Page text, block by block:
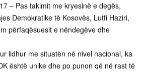
– Pas takimit me kryesinë e degës,
Demokratike të Kosovës, Lutfi Haziri,
përfaqësuesit e nëndegëve dhe
lidhur me situatën në nivel nacional, ka
është unike dhe po punon që në rast të